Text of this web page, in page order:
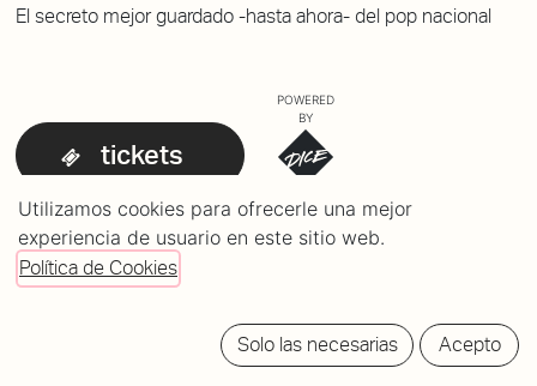
El secreto mejor guardado -hasta ahora- del pop nacional
tickets
POWERED
BY
Utilizamos cookies para ofrecerle una mejor
experiencia de usuario en este sitio web.
Política de Cookies
Solo las necesarias Acepto